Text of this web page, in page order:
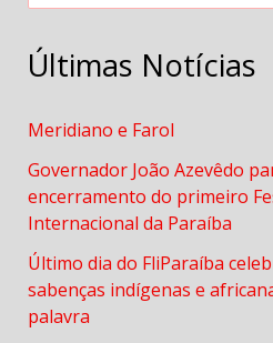
Últimas Notícias
Meridiano e Farol
Governador João Azevêdo
encerramento do primeiro
Internacional da Paraíba
Último dia do FliParaíba
sabenças indígenas e
palavra